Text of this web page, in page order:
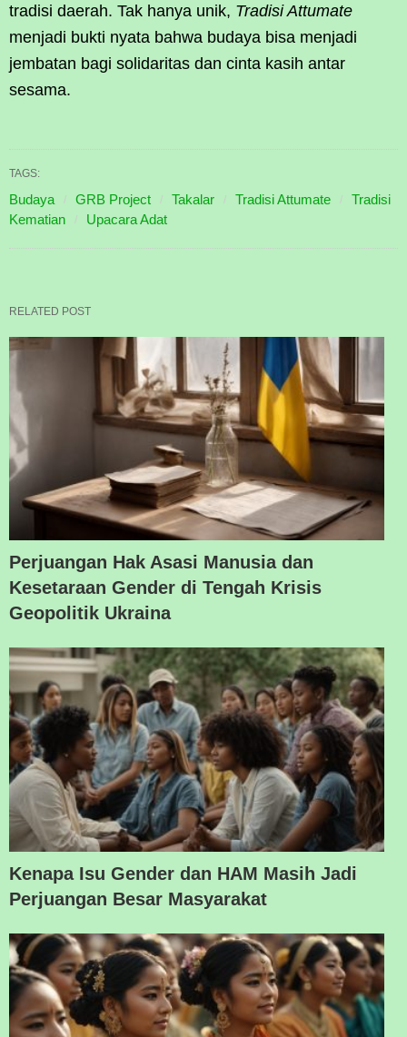
tradisi daerah. Tak hanya unik, Tradisi Attumate
menjadi bukti nyata bahwa budaya bisa menjadi
jembatan bagi solidaritas dan cinta kasih antar
sesama.
TAGS:
Budaya GRB Project Takalar Tradisi Attumate
Tradisi
Kematian
Upacara Adat
RELATED POST
Perjuangan Hak Asasi Manusia dan
Kesetaraan Gender di Tengah Krisis
Geopolitik Ukraina
Kenapa Isu Gender dan HAM Masih Jadi
Perjuangan Besar Masyarakat